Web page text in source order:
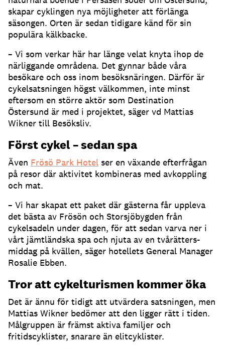
skapar cyklingen nya möjligheter att förlänga
säsongen. Orten är sedan tidigare känd för sin
populära kälkbacke.
– Vi som verkar här har länge velat knyta ihop de
närliggande områdena. Det gynnar både våra
besökare och oss inom besöksnäringen. Därför är
cykelsatsningen högst välkommen, inte minst
eftersom en större aktör som Destination
Östersund är med i projektet, säger vd Mattias
Wikner till Besöksliv.
Först cykel – sedan spa
Även Frösö Park Hotel ser en växande efterfrågan
på resor där aktivitet kombineras med avkoppling
och mat.
– Vi har skapat ett paket där gästerna får uppleva
det bästa av Frösön och Storsjöbygden från
cykelsadeln under dagen, för att sedan varva ner i
vårt jämtländska spa och njuta av en tvårätters-
middag på kvällen, säger hotellets General Manager
Rosalie Ebben.
Tror att cykelturismen kommer öka
Det är ännu för tidigt att utvärdera satsningen, men
Mattias Wikner bedömer att den ligger rätt i tiden.
Målgruppen är främst aktiva familjer och
fritidscyklister, snarare än elitcyklister.